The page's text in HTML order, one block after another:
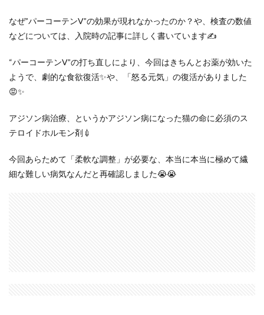
なぜ”パーコーテンV”の効果が現れなかったのか？や、検査の数値
などについては、入院時の記事に詳しく書いています✍️
“パーコーテンV”の打ち直しにより、今回はきちんとお薬が効いた
ようで、劇的な食欲復活✨や、「怒る元気」の復活がありました
😡✨
アジソン病治療、というかアジソン病になった猫の命に必須のス
テロイドホルモン剤💉
今回あらためて「柔軟な調整」が必要な、本当に本当に極めて繊
細な難しい病気なんだと再確認しました😭😭